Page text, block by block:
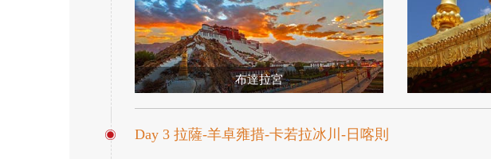
布達拉宮
Day 3 拉薩-羊卓雍措-卡若拉冰川-日喀則